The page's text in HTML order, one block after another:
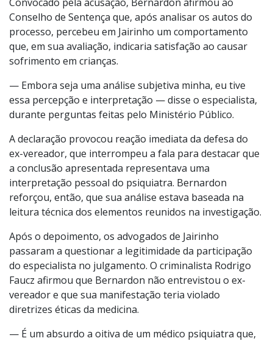
Conselho de Sentença que, após analisar os autos do
processo, percebeu em Jairinho um comportamento
que, em sua avaliação, indicaria satisfação ao causar
sofrimento em crianças.
— Embora seja uma análise subjetiva minha, eu tive
essa percepção e interpretação — disse o especialista,
durante perguntas feitas pelo Ministério Público.
A declaração provocou reação imediata da defesa do
ex-vereador, que interrompeu a fala para destacar que
a conclusão apresentada representava uma
interpretação pessoal do psiquiatra. Bernardon
reforçou, então, que sua análise estava baseada na
leitura técnica dos elementos reunidos na investigação.
Após o depoimento, os advogados de Jairinho
passaram a questionar a legitimidade da participação
do especialista no julgamento. O criminalista Rodrigo
Faucz afirmou que Bernardon não entrevistou o ex-
vereador e que sua manifestação teria violado
diretrizes éticas da medicina.
— É um absurdo a oitiva de um médico psiquiatra que,